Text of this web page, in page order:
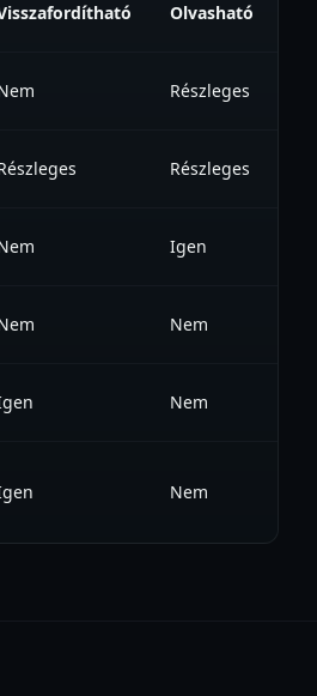
Olvasható
Részleges
Részleges
Igen
Nem
Nem
Nem